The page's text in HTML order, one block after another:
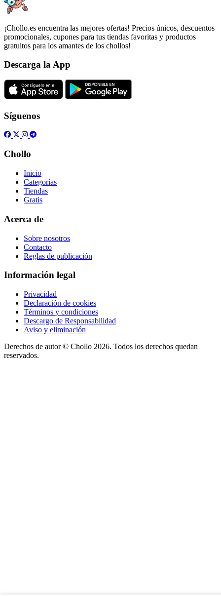
¡Chollo.es encuentra las mejores ofertas! Precios únicos, descuentos
promocionales, cupones para tus tiendas favoritas y productos
gratuitos para los amantes de los chollos!
Descarga la App
Síguenos
Chollo
Inicio
Categorías
Tiendas
Gratis
Acerca de
Sobre nosotros
Contacto
Reglas de publicación
Información legal
Privacidad
Declaración de cookies
Términos y condiciones
Descargo de Responsabilidad
Aviso y eliminación
Derechos de autor © Chollo 2026. Todos los derechos quedan
reservados.